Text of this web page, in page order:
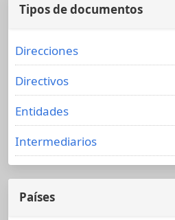
Tipos de documentos
Direcciones
Directivos
Entidades
Intermediarios
Países